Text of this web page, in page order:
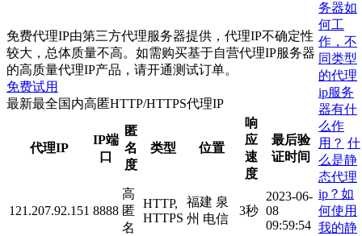
免费代理IP由第三方代理服务器提供，代理IP不确定性
较大，总体质量不高。如需购买基于自营代理IP服务器
的高质量代理IP产品，请开通测试订单。
免费试用
最新最全国内高匿HTTP/HTTPS代理IP
代理IP
IP端
口
匿
名
度
类型 位置
响
应
速
度
最后验
证时间
121.207.92.151 8888
高
匿
名
HTTP,
HTTPS
福建 泉
州 电信
3秒
2023-06-
08
09:59:54
务器如
何工
作，不
同类型
的代理
ip服务
器有什
么作
用？ 什
么是静
态代理
ip？如
何使用
我的静